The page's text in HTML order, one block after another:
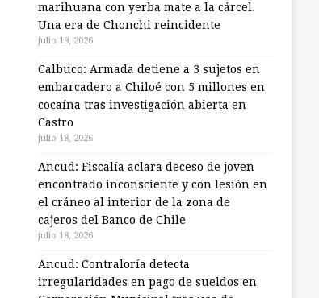
marihuana con yerba mate a la cárcel.
Una era de Chonchi reincidente
julio 19, 2026
Calbuco: Armada detiene a 3 sujetos en
embarcadero a Chiloé con 5 millones en
cocaína tras investigación abierta en
Castro
julio 18, 2026
Ancud: Fiscalía aclara deceso de joven
encontrado inconsciente y con lesión en
el cráneo al interior de la zona de
cajeros del Banco de Chile
julio 18, 2026
Ancud: Contraloría detecta
irregularidades en pago de sueldos en